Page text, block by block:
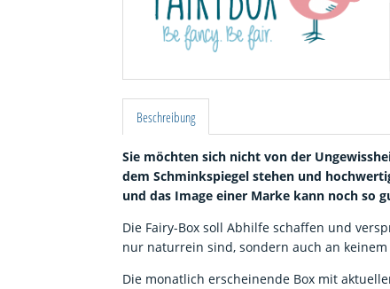
Beschreibung
Sie möchten sich nicht von der
dem Schminkspiegel stehen und
und das Image einer Marke kann noch so
Die Fairy-Box soll Abhilfe schaffen und
nur naturrein sind, sondern auch an
Die monatlich erscheinende Box mit